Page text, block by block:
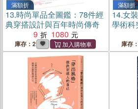
滿額折
13.時尚單品全圖鑑：78件經
典穿搭設計與百年時尚傳奇
9
1080
庫存：2
滿額折
14.女
學術科
庫存